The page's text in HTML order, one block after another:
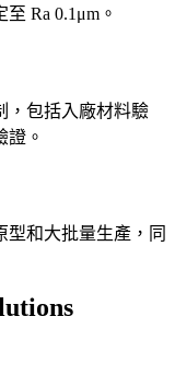
Ra 0.1μm。
，包括入廠材料驗
證。
型和大批量生產，同